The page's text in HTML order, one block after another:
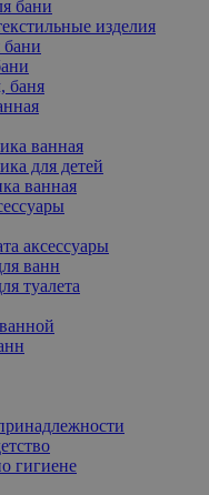
бани
изделия
бани
баня
ванная
для детей
ванная
аксессуары
ванн
туалета
гигиене